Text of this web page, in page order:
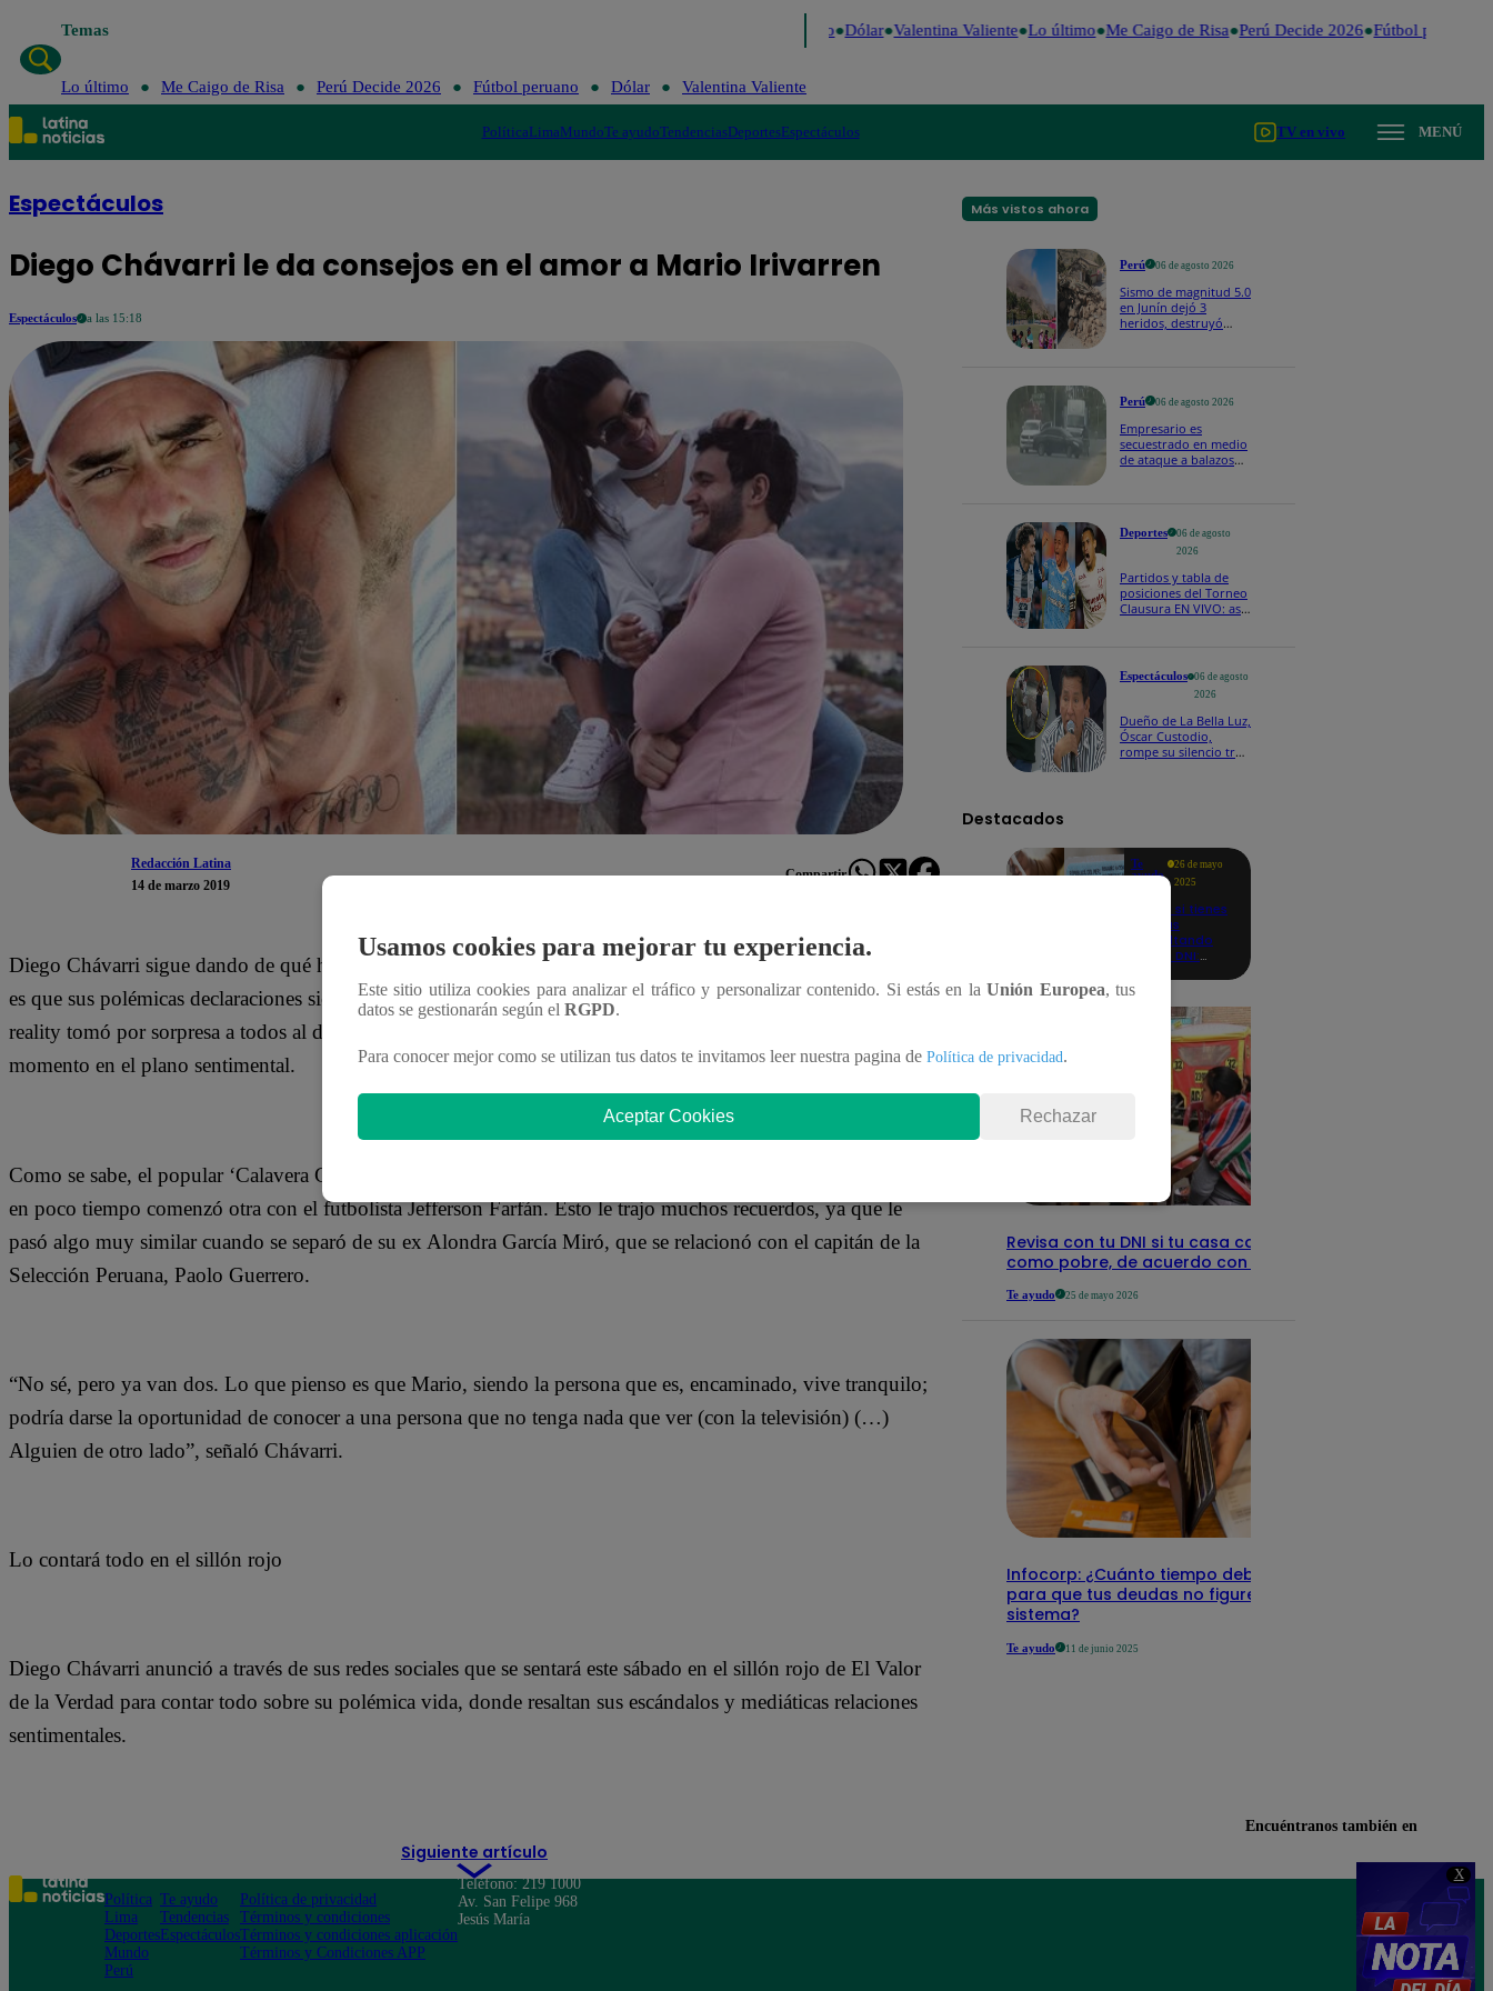
X
Temas Dólar Valentina Valiente Lo último Me Caigo de Risa Perú Decide 2026 Fútbol peruano
Lo último Me Caigo de Risa Perú Decide 2026 Fútbol peruano Dólar Valentina Valiente
PolíticaLimaMundoTe ayudoTendenciasDeportesEspectáculos TV en vivo MENÚ
Espectáculos
Diego Chávarri le da consejos en el amor a Mario Irivarren
Espectáculos a las 15:18
Redacción Latina
14 de marzo 2019
Compartir
Diego Chávarri sigue dando de qué hablar en el mundo de la farándula pese a estar alejado de la televisión, y
es que sus polémicas declaraciones siempre llegan a generar un impacto. En esta oportunidad, el exchico
reality tomó por sorpresa a todos al darle un consejo a Mario Irivarren, quien afronta un complicado
momento en el plano sentimental.
Como se sabe, el popular ‘Calavera Coqueta’ terminó una larga relación con la modelo Ivana Yturbe, quien
en poco tiempo comenzó otra con el futbolista Jefferson Farfán. Esto le trajo muchos recuerdos, ya que le
pasó algo muy similar cuando se separó de su ex Alondra García Miró, que se relacionó con el capitán de la
Selección Peruana, Paolo Guerrero.
“No sé, pero ya van dos. Lo que pienso es que Mario, siendo la persona que es, encaminado, vive tranquilo;
podría darse la oportunidad de conocer a una persona que no tenga nada que ver (con la televisión) (…)
Alguien de otro lado”, señaló Chávarri.
Lo contará todo en el sillón rojo
Diego Chávarri anunció a través de sus redes sociales que se sentará este sábado en el sillón rojo de El Valor
de la Verdad para contar todo sobre su polémica vida, donde resaltan sus escándalos y mediáticas relaciones
sentimentales.
Siguiente artículo
Más vistos ahora
Perú 06 de agosto 2026
Sismo de magnitud 5.0
en Junín dejó 3
heridos, destruyó
Perú 06 de agosto 2026
Empresario es
secuestrado en medio
de ataque a balazos
Deportes
06 de agosto
2026
Partidos y tabla de
posiciones del Torneo
Clausura EN VIVO: así
Espectáculos
06 de agosto
2026
Dueño de La Bella Luz,
Óscar Custodio,
rompe su silencio tras
Destacados
Te
ayudo
26 de mayo
2025
Revisa si tienes
deudas
consultando
con tu DNI:
detalles
Revisa con tu DNI si tu casa califica
como pobre, de acuerdo con el Sisfoh
Te ayudo 25 de mayo 2026
Infocorp: ¿Cuánto tiempo debe pasar
para que tus deudas no figuren en su
sistema?
Te ayudo 11 de junio 2025
Usamos cookies para mejorar tu experiencia.
Este sitio utiliza cookies para analizar el tráfico y personalizar contenido. Si estás en laUnión Europea, tus
datos se gestionarán según el RGPD.
Para conocer mejor como se utilizan tus datos te invitamos leer nuestra pagina de Política de privacidad.
Aceptar Cookies Rechazar
Encuéntranos también en
Política
Lima
Deportes
Mundo
Perú
Te ayudo
Tendencias
Espectáculos
Política de privacidad
Términos y condiciones
Términos y condiciones aplicación
Términos y Condiciones APP
Teléfono: 219 1000
Av. San Felipe 968
Jesús María